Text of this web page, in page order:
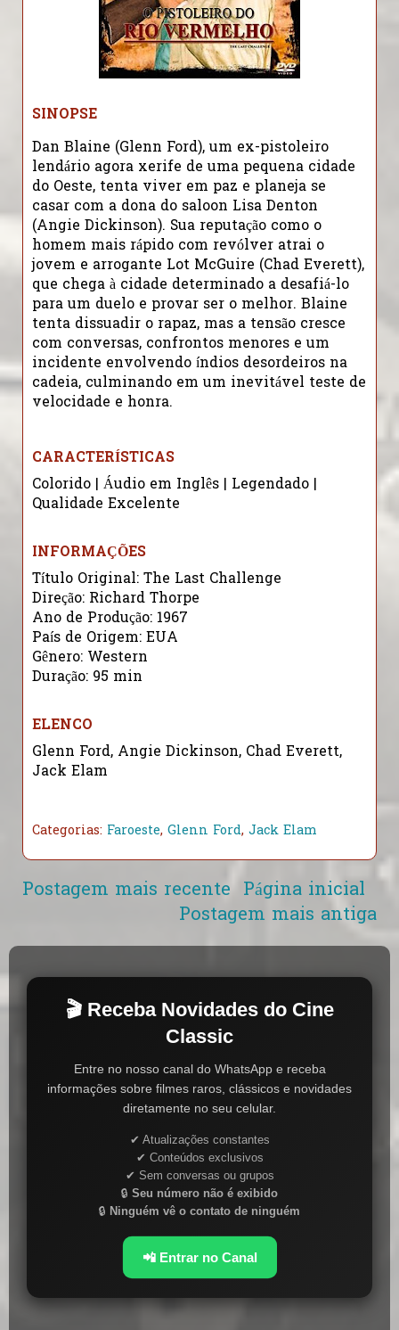
SINOPSE
Dan Blaine (Glenn Ford), um ex-pistoleiro
lendário agora xerife de uma pequena cidade
do Oeste, tenta viver em paz e planeja se
casar com a dona do saloon Lisa Denton
(Angie Dickinson). Sua reputação como o
homem mais rápido com revólver atrai o
jovem e arrogante Lot McGuire (Chad Everett),
que chega à cidade determinado a desafiá-lo
para um duelo e provar ser o melhor. Blaine
tenta dissuadir o rapaz, mas a tensão cresce
com conversas, confrontos menores e um
incidente envolvendo índios desordeiros na
cadeia, culminando em um inevitável teste de
velocidade e honra.
CARACTERÍSTICAS
Colorido | Áudio em Inglês | Legendado |
Qualidade Excelente
INFORMAÇÕES
Título Original: The Last Challenge
Direção: Richard Thorpe
Ano de Produção: 1967
País de Origem: EUA
Gênero: Western
Duração: 95 min
ELENCO
Glenn Ford, Angie Dickinson, Chad Everett,
Jack Elam
Categorias: Faroeste, Glenn Ford, Jack Elam
Postagem mais recente
Postagem mais antiga
Página inicial
🎬 Receba Novidades do Cine
Classic
Entre no nosso canal do WhatsApp e receba
informações sobre filmes raros, clássicos e novidades
diretamente no seu celular.
✔ Atualizações constantes
✔ Conteúdos exclusivos
✔ Sem conversas ou grupos
🔒 Seu número não é exibido
🔒 Ninguém vê o contato de ninguém
📲 Entrar no Canal